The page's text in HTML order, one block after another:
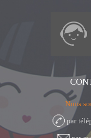
Nous
par